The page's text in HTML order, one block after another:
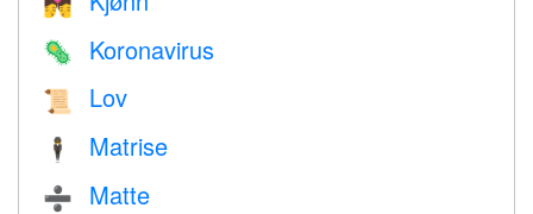
🦠 Koronavirus
📜 Lov
🕴️ Matrise
➗ Matte